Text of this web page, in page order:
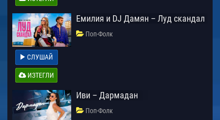
Емилия и DJ Дамян – Луд скандал
Поп-Фолк
СЛУШАЙ
ИЗТЕГЛИ
Иви – Дармадан
Поп-Фолк